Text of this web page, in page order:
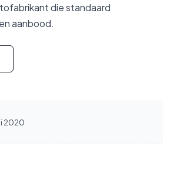
die standaard
aanbood.
2020